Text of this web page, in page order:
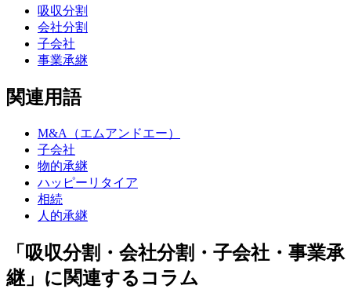
吸収分割
会社分割
子会社
事業承継
関連用語
M&A（エムアンドエー）
子会社
物的承継
ハッピーリタイア
相続
人的承継
「吸収分割・会社分割・子会社・事業承
継」に関連するコラム